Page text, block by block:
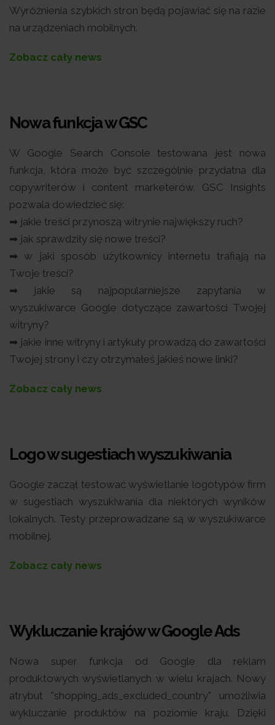
Wyróżnienia szybkich stron będą pojawiać się na razie
na urządzeniach mobilnych.
Zobacz cały news
Nowa funkcja w GSC
W Google Search Console testowana jest nowa
funkcja, która może być szczególnie przydatna dla
copywriterów i content marketerów. GSC Insights
pozwala dowiedzieć się:
➡ jakie treści przynoszą witrynie największy ruch?
➡ jak sprawdziły się nowe treści?
➡ w jaki sposób użytkownicy internetu trafiają na
Twoje treści?
➡ jakie są najpopularniejsze zapytania w
wyszukiwarce Google dotyczące zawartości Twojej
witryny?
➡ jakie inne witryny i artykuły prowadzą do zawartości
Twojej strony i czy otrzymałeś jakieś nowe linki?
Zobacz cały news
Logo w sugestiach wyszukiwania
Google zaczął testować wyświetlanie logotypów firm
w sugestiach wyszukiwania dla niektórych wyników
lokalnych. Testy przeprowadzane są w wyszukiwarce
mobilnej.
Zobacz cały news
Wykluczanie krajów w Google Ads
Nowa super funkcja od Google dla reklam
produktowych wyświetlanych w wielu krajach. Nowy
atrybut "shopping_ads_excluded_country" umożliwia
wykluczanie produktów na poziomie kraju. Dzięki